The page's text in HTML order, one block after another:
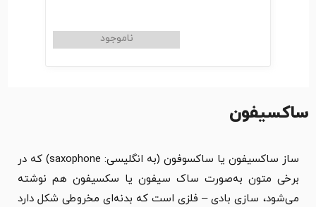
ساکسیفون
ساز ساکسیفون یا ساکسوفون (به انگلیسی: saxophone) که در
برخی متون به‌صورت ساک سیفون یا سکسیفون هم نوشته
می‌شود، سازی بادی – فلزی است که بدنه‌ای مخروطی شکل دارد